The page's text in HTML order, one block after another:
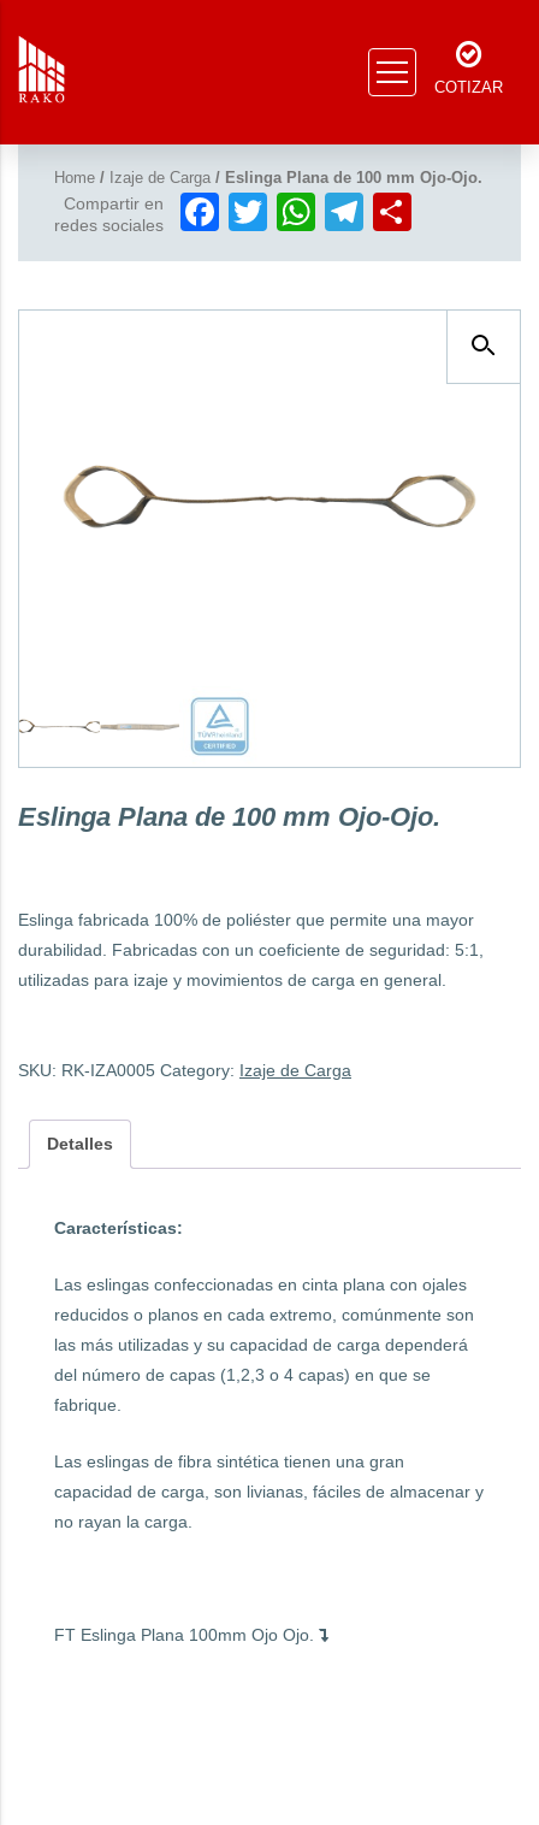
COTIZAR
Home / Izaje de Carga / Eslinga Plana de 100 mm Ojo-Ojo.
Compartir en
redes sociales
Facebook
TwitterWhatsApp
Telegram
Eslinga Plana de 100 mm Ojo-Ojo.
Eslinga fabricada 100% de poliéster que permite una mayor
durabilidad. Fabricadas con un coeficiente de seguridad: 5:1,
utilizadas para izaje y movimientos de carga en general.
SKU: RK-IZA0005 Category: Izaje de Carga
Detalles
Características:
Las eslingas confeccionadas en cinta plana con ojales
reducidos o planos en cada extremo, comúnmente son
las más utilizadas y su capacidad de carga dependerá
del número de capas (1,2,3 o 4 capas) en que se
fabrique.
Las eslingas de fibra sintética tienen una gran
capacidad de carga, son livianas, fáciles de almacenar y
no rayan la carga.
FT Eslinga Plana 100mm Ojo Ojo.